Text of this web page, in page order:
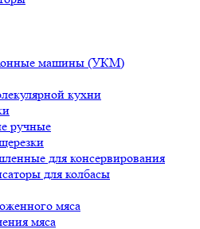
машины (УКМ)
кухни
ручные
для консервирования
для колбасы
мяса
мяса